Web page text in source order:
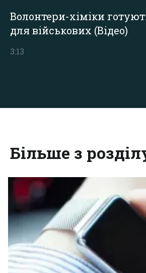
Волонтери-хіміки
для військових (Відео)
3:13
Більше з